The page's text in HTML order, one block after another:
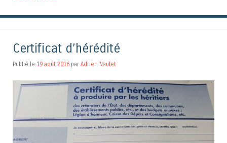
Certificat d’hérédité
Publié le 19 août 2016 par Adrien Naulet